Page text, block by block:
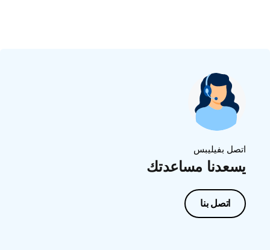
اتصل بفيليبس
يسعدنا مساعدتك
اتصل بنا